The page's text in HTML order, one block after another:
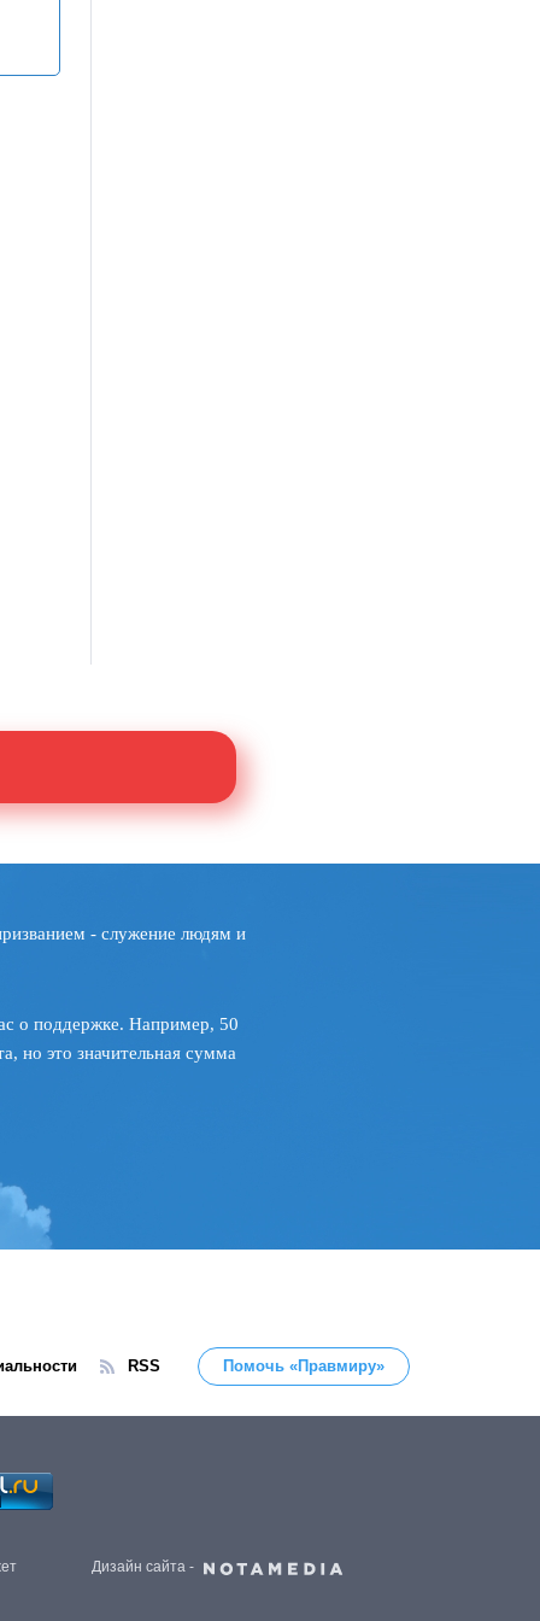
- служение людям и
о поддержке. Например, 50
но это значительная сумма
RSS Помочь «Правмиру»
Дизайн сайта -